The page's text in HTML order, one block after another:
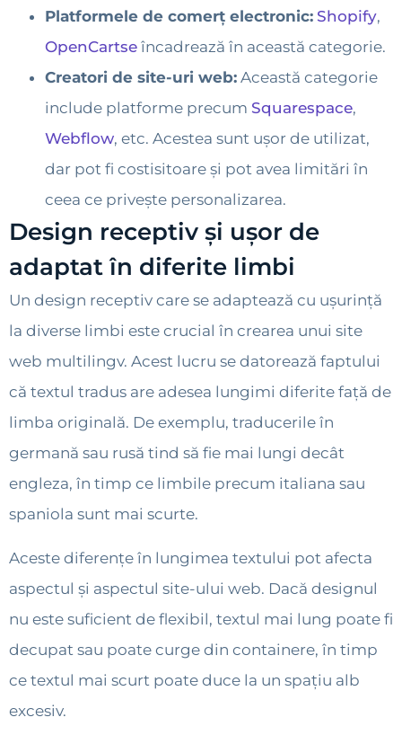
Platformele de comerț electronic: Shopify,
OpenCartse încadrează în această categorie.
Creatori de site-uri web: Această categorie
include platforme precum Squarespace,
Webflow, etc. Acestea sunt ușor de utilizat,
dar pot fi costisitoare și pot avea limitări în
ceea ce privește personalizarea.
Design receptiv și ușor de
adaptat în diferite limbi
Un design receptiv care se adaptează cu ușurință
la diverse limbi este crucial în crearea unui site
web multilingv. Acest lucru se datorează faptului
că textul tradus are adesea lungimi diferite față de
limba originală. De exemplu, traducerile în
germană sau rusă tind să fie mai lungi decât
engleza, în timp ce limbile precum italiana sau
spaniola sunt mai scurte.
Aceste diferențe în lungimea textului pot afecta
aspectul și aspectul site-ului web. Dacă designul
nu este suficient de flexibil, textul mai lung poate fi
decupat sau poate curge din containere, în timp
ce textul mai scurt poate duce la un spațiu alb
excesiv.